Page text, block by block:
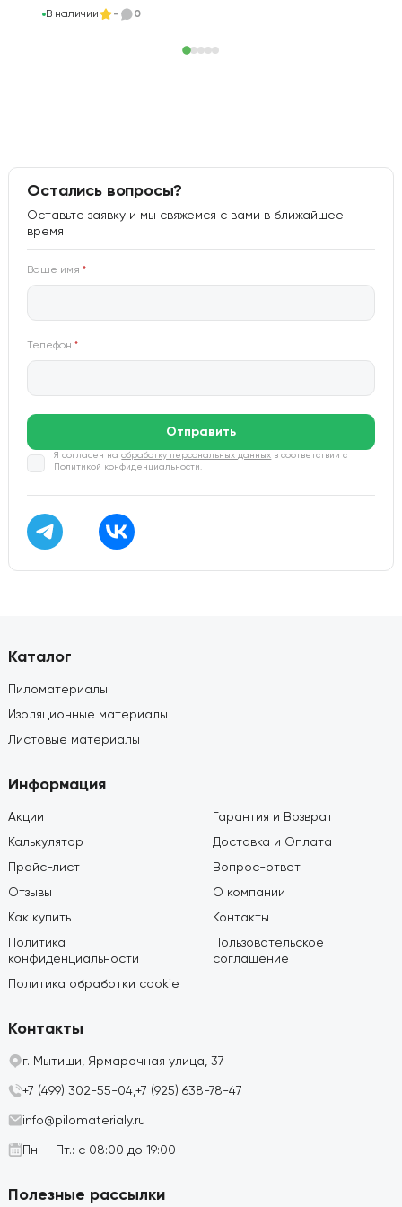
В наличии - 0
Остались вопросы?
Оставьте заявку и мы свяжемся с вами в ближайшее
время
Ваше имя*
Телефон*
Отправить
Я согласен наобработку персональных данных в соответствии с
Политикой конфиденциальности
Каталог
Пиломатериалы
Изоляционные материалы
Листовые материалы
Информация
Акции
Калькулятор
Прайс-лист
Отзывы
Как купить
Политика
конфиденциальности
Политика обработки cookie
Гарантия и Возврат
Доставка и Оплата
Вопрос-ответ
О компании
Контакты
Пользовательское
соглашение
Контакты
г. Мытищи, Ярмарочная улица, 37
+7 (499) 302-55-04,+7 (925) 638-78-47
info@pilomaterialy.ru
Пн. – Пт.: с 08:00 до 19:00
Полезные рассылки